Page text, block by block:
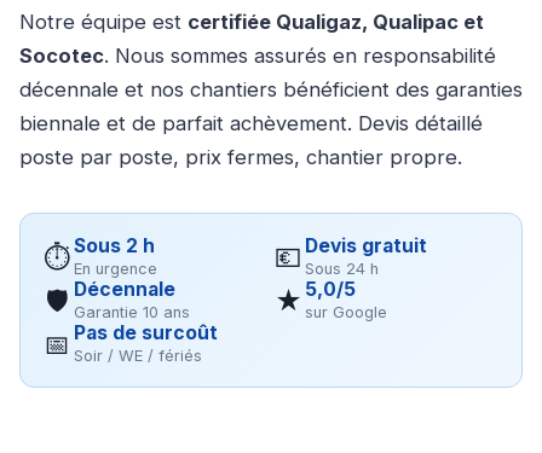
Notre équipe est certifiée Qualigaz, Qualipac et
Socotec. Nous sommes assurés en responsabilité
décennale et nos chantiers bénéficient des garanties
biennale et de parfait achèvement. Devis détaillé
poste par poste, prix fermes, chantier propre.
⏱Sous 2 h
En urgence 💶 Devis gratuit
Sous 24 h
🛡 Décennale
Garantie 10 ans ★ 5,0/5
sur Google
📅 Pas de surcoût
Soir / WE / fériés